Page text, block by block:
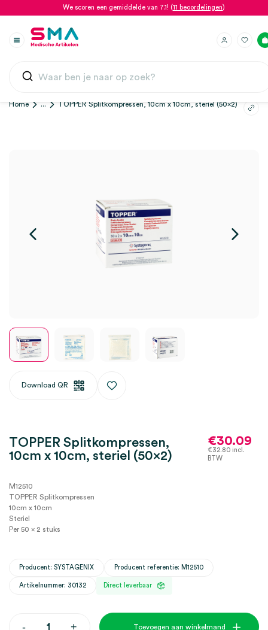
We scoren een gemiddelde van 7.1! (11 beoordelingen)
Home ... TOPPER Splitkompressen, 10cm x 10cm, steriel (50×2)
Download QR
TOPPER Splitkompressen,
10cm x 10cm, steriel (50×2)
€30.09
€32.80incl.
BTW
M12510
TOPPER Splitkompressen
10cm x 10cm
Steriel
Per 50 x 2 stuks
Producent: SYSTAGENIX Producent referentie: M12510
Artikelnummer: 30132 Direct leverbaar
-TOPPER
+ Toevoegen aan winkelmand